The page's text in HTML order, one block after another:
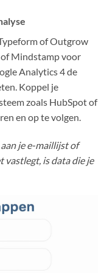
of Outgrow
Mindstamp voor
Analytics 4 de
Koppel je
zoals HubSpot of
en op te volgen.
je e-maillijst of
vastlegt, is data die je